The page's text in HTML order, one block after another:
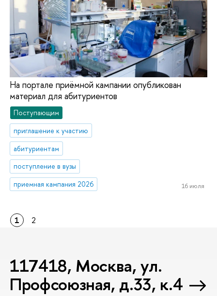
На портале приёмной кампании опубликован
материал для абитуриентов
Поступающим
приглашение к участию
абитуриентам
поступление в вузы
приемная кампания 2026
16 июля
1 2
117418, Москва, ул.
Профсоюзная, д.33, к.4